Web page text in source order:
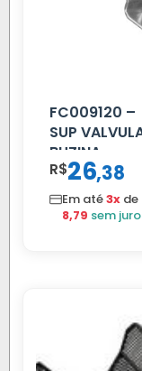
FC009120 –
SUP
BUZINA
C/ALAVANCA
R$26,38
Em até3x de
8,79 sem